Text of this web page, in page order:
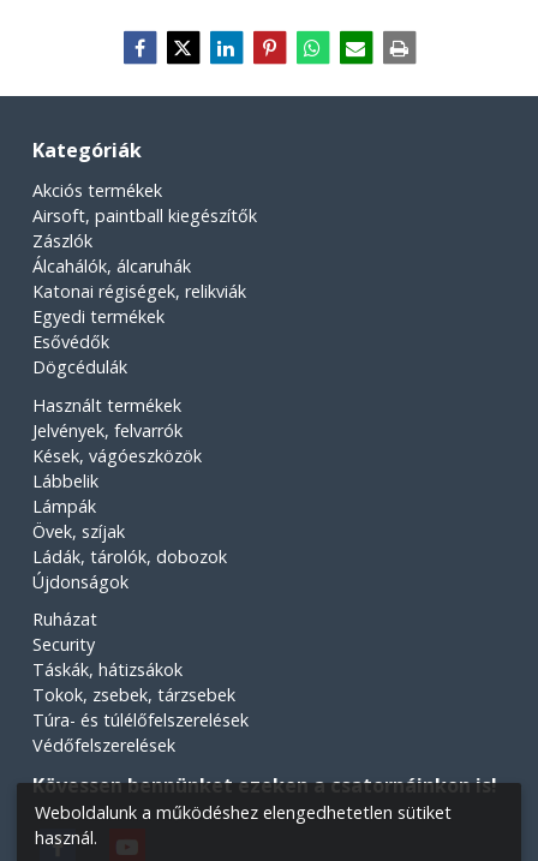
Kategóriák
Akciós termékek
Airsoft, paintball kiegészítők
Zászlók
Álcahálók, álcaruhák
Katonai régiségek, relikviák
Egyedi termékek
Esővédők
Dögcédulák
Használt termékek
Jelvények, felvarrók
Kések, vágóeszközök
Lábbelik
Lámpák
Övek, szíjak
Ládák, tárolók, dobozok
Újdonságok
Ruházat
Security
Táskák, hátizsákok
Tokok, zsebek, tárzsebek
Túra- és túlélőfelszerelések
Védőfelszerelések
Kövessen bennünket ezeken a csatornáinkon is!
Weboldalunk a működéshez elengedhetetlen sütiket
használ.